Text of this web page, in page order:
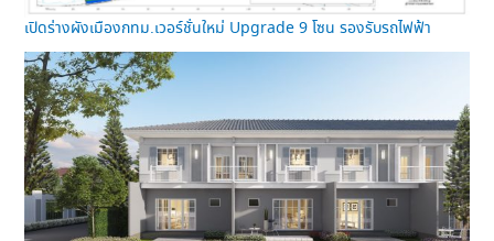
เปิดร่างผังเมืองกทม.เวอร์ชั่นใหม่ Upgrade 9 โซน รองรับรถไฟฟ้า